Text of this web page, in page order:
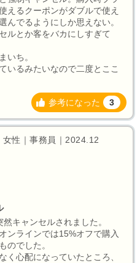
えるクーポンがダブルで使え
んでるようにしか思えない。
ルとか客をバカにしすぎて
いち。
いるみたいなので二度とここ
参考になった 3
性｜事務員｜2024.12
キャンセルされました。
ンラインでは15%オフで購入
のでした。
く心配になっていたところ、